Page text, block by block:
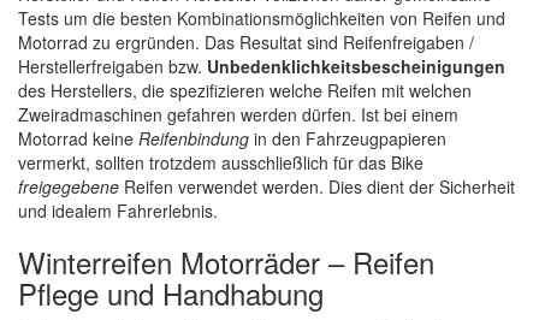
Tests um die besten Kombinationsmöglichkeiten von Reifen und
Motorrad zu ergründen. Das Resultat sind Reifenfreigaben /
Herstellerfreigaben bzw. Unbedenklichkeitsbescheinigungen
des Herstellers, die spezifizieren welche Reifen mit welchen
Zweiradmaschinen gefahren werden dürfen. Ist bei einem
Motorrad keine Reifenbindung in den Fahrzeugpapieren
vermerkt, sollten trotzdem ausschließlich für das Bike
freigegebene Reifen verwendet werden. Dies dient der Sicherheit
und idealem Fahrerlebnis.
Winterreifen Motorräder – Reifen
Pflege und Handhabung